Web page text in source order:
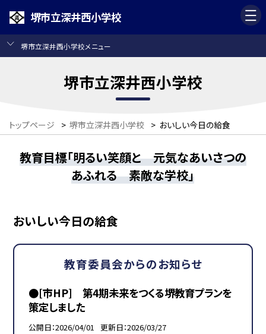
堺市立深井西小学校
堺市立深井西小学校メニュー
堺市立深井西小学校
トップページ > 堺市立深井西小学校 > おいしい今日の給食
教育目標「明るい笑顔と 元気なあいさつの
あふれる 素敵な学校」
おいしい今日の給食
教育委員会からのお知らせ
●[市HP] 第4期未来をつくる堺教育プランを
策定しました
公開日 2026/04/01 更新日 2026/03/27